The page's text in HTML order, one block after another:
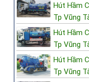
Hút Hầm
Tp Vũng
Hút Hầm
Tp Vũng
Hút Hầm
Tp Vũng